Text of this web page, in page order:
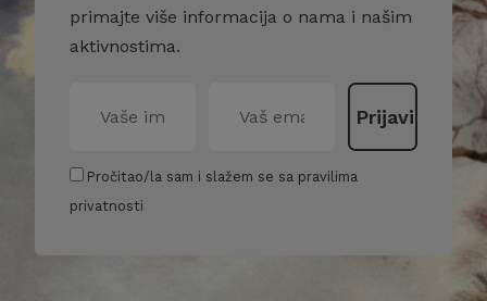
primajte više informacija o nama i našim
aktivnostima.
Pročitao/la sam i slažem se sa pravilima
privatnosti